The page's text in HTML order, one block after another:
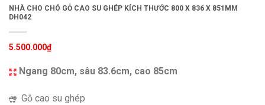
NHÀ CHO CHÓ GỖ CAO SU GHÉP KÍCH THƯỚC 800 X 836 X 851MM
DH042
5.500.000₫
Ngang 80cm, sâu 83.6cm, cao 85cm
Gỗ cao su ghép